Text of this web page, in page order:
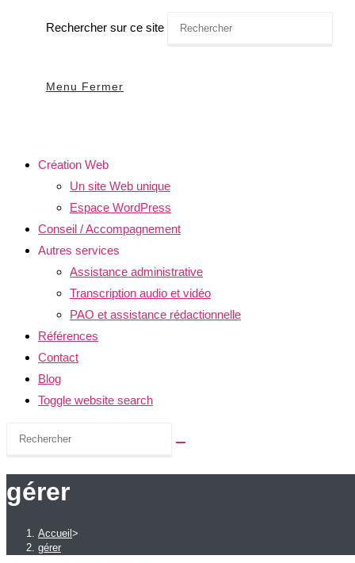
Rechercher sur ce site
Menu Fermer
Création Web
Un site Web unique
Espace WordPress
Conseil / Accompagnement
Autres services
Assistance administrative
Transcription audio et vidéo
PAO et assistance rédactionnelle
Références
Contact
Blog
Toggle website search
gérer
Accueil >
gérer